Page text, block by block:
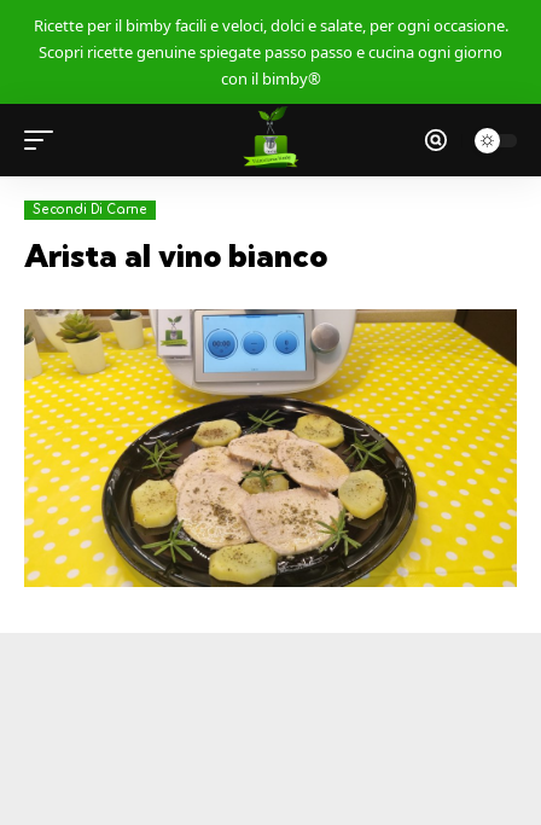
Ricette per il bimby facili e veloci, dolci e salate, per ogni occasione.
Scopri ricette genuine spiegate passo passo e cucina ogni giorno
con il bimby®
Secondi Di Carne
Arista al vino bianco